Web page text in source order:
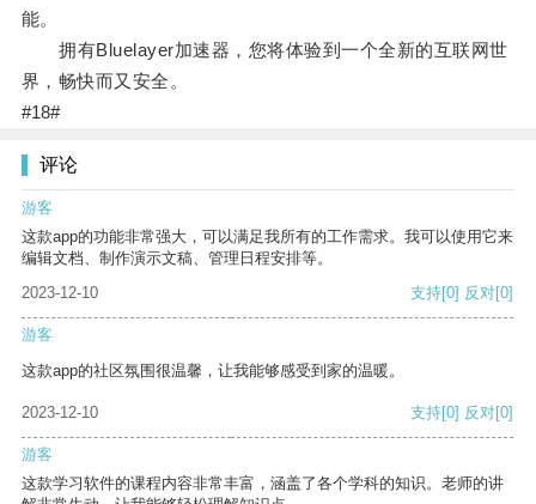
能。
拥有Bluelayer加速器，您将体验到一个全新的互联网世
界，畅快而又安全。
#18#
评论
游客
这款app的功能非常强大，可以满足我所有的工作需求。我可以使用它来
编辑文档、制作演示文稿、管理日程安排等。
2023-12-10
支持[0] 反对[0]
游客
这款app的社区氛围很温馨，让我能够感受到家的温暖。
2023-12-10 支持[0] 反对[0]
游客
这款学习软件的课程内容非常丰富，涵盖了各个学科的知识。老师的讲